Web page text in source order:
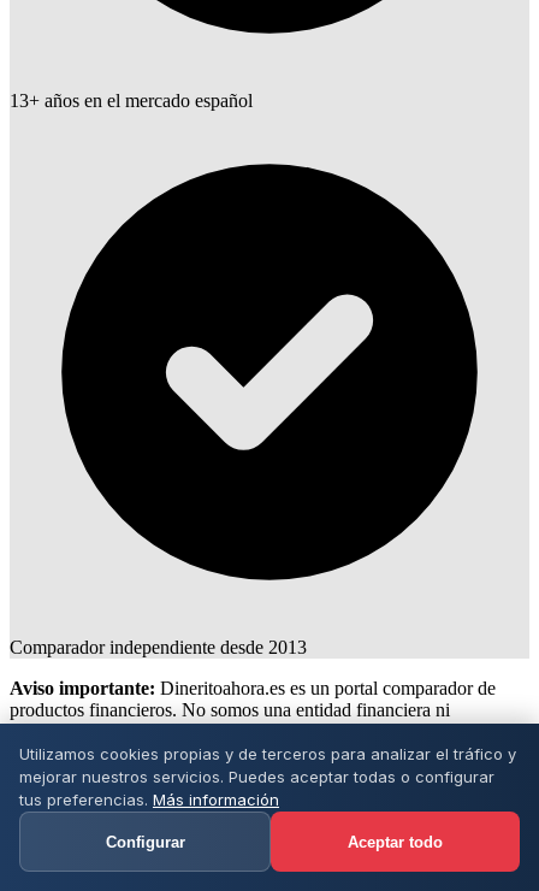
13+ años en el mercado español
Comparador independiente desde 2013
Aviso importante: Dineritoahora.es es un portal comparador de
productos financieros. No somos una entidad financiera ni
a los usuarios con entidades financieras registradas. La concesión de
cualquier préstamo está sujeta a la aprobación de la entidad
financiera correspondiente. TAE variable según entidad y perfil del
solicitante. Ejemplo representativo: para un préstamo de 300€ a 30
días, con unos intereses de 55€, el importe total a devolver sería de
355€. TAE: 2.830,8%.
Utilizamos cookies propias y de terceros para analizar el tráfico y
mejorar nuestros servicios. Puedes aceptar todas o configurar
tus preferencias. Más información
Configurar Aceptar todo